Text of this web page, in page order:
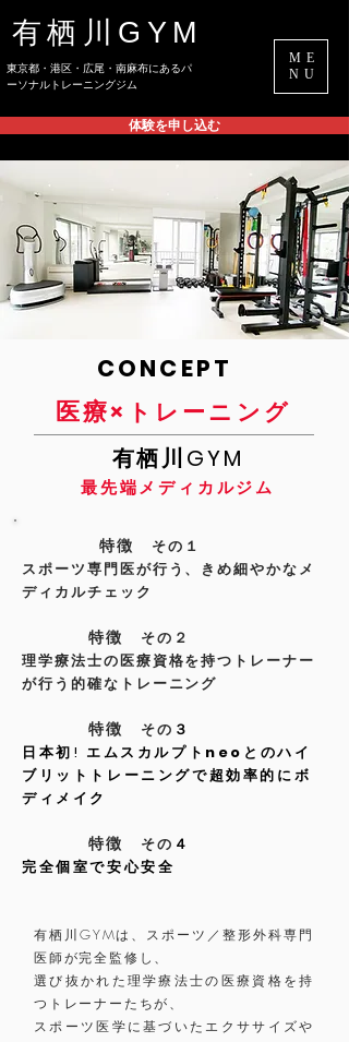
体験を申し込む
ME
NU
​東京都・港区・広尾・南麻布にあるパ
ーソナルトレーニングジム
有栖川GYM
CONCEPT
医療× トレーニング
有栖川GYM
最先端メディカルジム
特徴 その１
スポーツ専門医が行う、きめ細やかなメ
ディカルチェック
特徴 その２
理学療法士の医療資格を持つトレーナー
が行う的確なトレーニング
特徴 その ３
日本初! ​エムスカルプト neoとのハイ
ブリット トレーニングで超効率的にボ
ディメイク
特徴 その ４
完全個室で安心安全
有栖川GYMは、スポーツ／整形外科専門
医師が完全監修し、
選び抜かれた理学療法士の医療資格を持
つトレーナーたちが、
スポーツ医学に基づいたエクササイズや